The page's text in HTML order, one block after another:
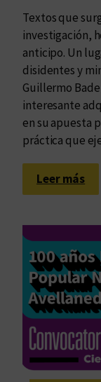
r
r
a
c
i
ó
n
p
a
r
s
i
n
f
a
c
i
Textos que
investigación,
anticipo. Un
disidentes y
Guillermo
interesante
en su apuesta
práctica que
Leer más:
L
t
a
d
u
c
c
i
ó